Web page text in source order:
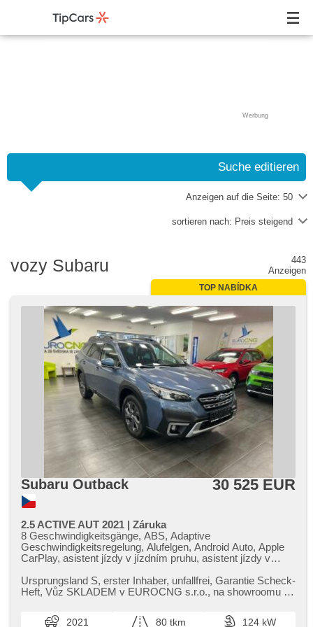
Werbung
Suche editieren
Anzeigen auf die Seite: 50
sortieren nach: Preis steigend
vozy Subaru
443
Anzeigen
TOP NABÍDKA
Subaru Outback 30 525 EUR
2.5 ACTIVE AUT 2021 | Záruka
8 Geschwindigkeitsgänge, ABS, Adaptive
Geschwindigkeitsregelung, Alufelgen, Android Auto, Apple
CarPlay, asistent jízdy v jízdním pruhu, asistent jízdy v
jízdního pruhu, autom. Aktivation der Warnflutlicht,
Klimaautomatik, Automatikgetriebe, Autoradio, Bluetooth,
Zentralverriegelung, Teilbare Rücksitzbank, digitální příjem
Ursprungsland S,​ erster Inhaber,​ unfallfrei,​ Garantie Scheck​-
Heft,​ Vůz SKLADEM v EUROCNG s.r.o.,​ na showroomu v
2021 80 tkm
124 kW